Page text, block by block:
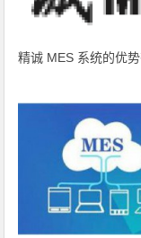
精诚 MES 系统的优势